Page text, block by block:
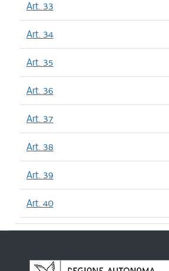
Art. 33
Art. 34
Art. 35
Art. 36
Art. 37
Art. 38
Art. 39
Art. 40